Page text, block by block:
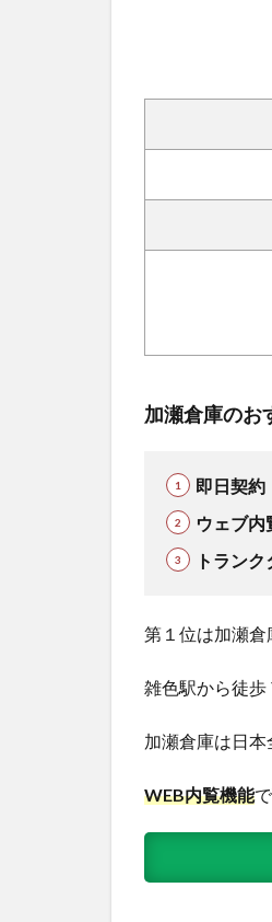
加瀬倉庫のお
即日契
ウェブ内
トラン
第１位は加瀬
雑色駅から徒歩
加瀬倉庫は日本
WEB内覧機能